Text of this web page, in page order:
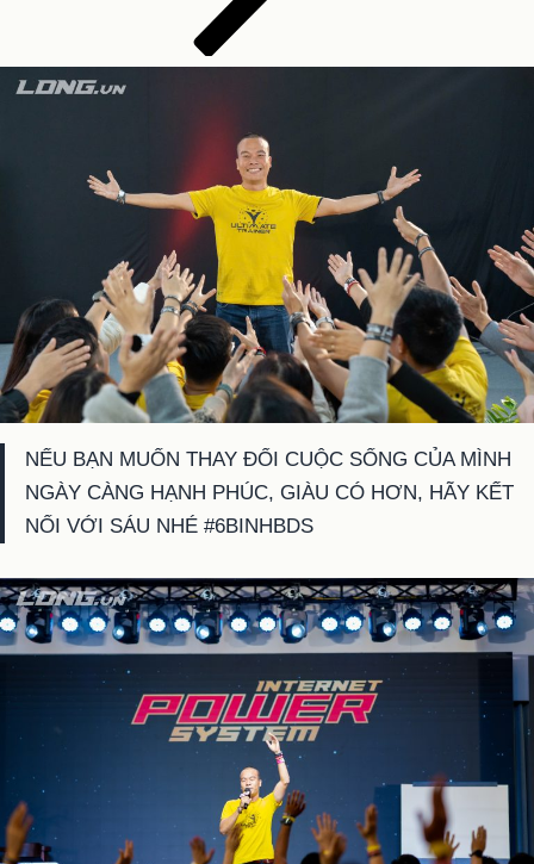
NẾU BẠN MUỐN THAY ĐỔI CUỘC SỐNG CỦA MÌNH
NGÀY CÀNG HẠNH PHÚC, GIÀU CÓ HƠN, HÃY KẾT
NỐI VỚI SÁU NHÉ #6BINHBDS